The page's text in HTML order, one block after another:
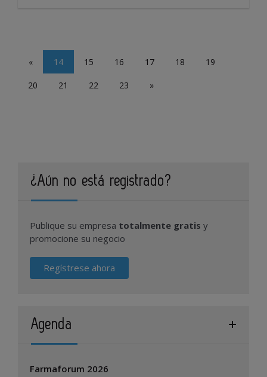
« 14 15 16 17 18 19
20 21 22 23 »
¿Aún no está registrado?
Publique su empresa totalmente gratis y
promocione su negocio
Regístrese ahora
Agenda
Farmaforum 2026